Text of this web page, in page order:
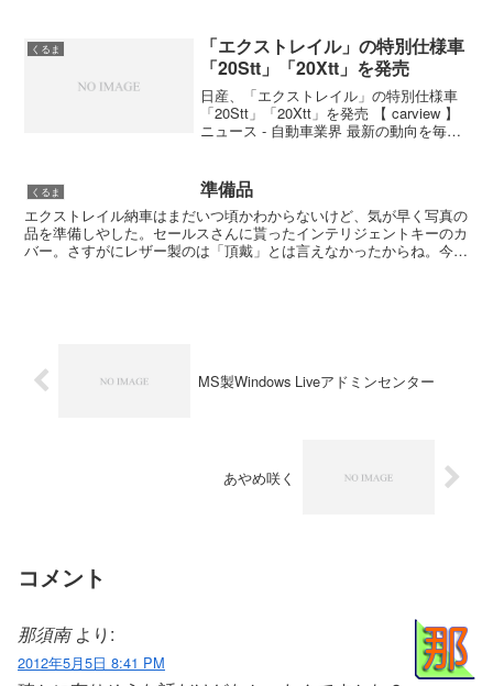
くるま
「エクストレイル」の特別仕様車
「20Stt」「20Xtt」を発売
日産、「エクストレイル」の特別仕様車
「20Stt」「20Xtt」を発売 【 carview 】
ニュース - 自動車業界 最新の動向を毎日
や全席ヒーター付シート（...
くるま 準備品
エクストレイル納車はまだいつ頃かわからないけど、気が早く写真の
品を準備しやした。セールスさんに貰ったインテリジェントキーのカ
バー。さすがにレザー製のは「頂戴」とは言えなかったからね。今の
MS製Windows Liveアドミンセンター
あやめ咲く
コメント
那須南 より:
2012年5月5日 8:41 PM